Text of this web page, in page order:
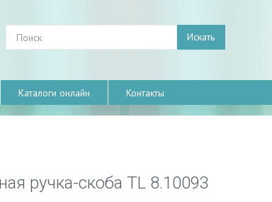
Искать
Каталоги онлайн Контакты
ручка-скоба TL 8.10093